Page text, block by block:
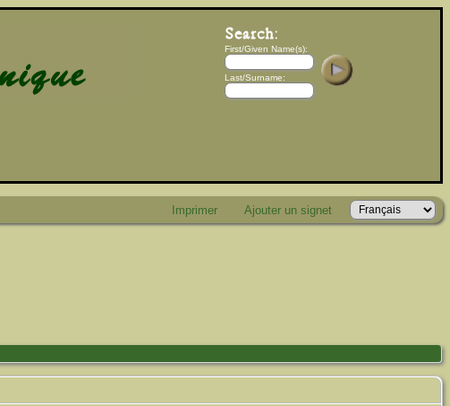
First/Given Name(s):
Last/Surname:
Imprimer Ajouter un signet